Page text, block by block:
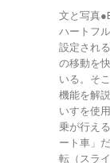
文と写真
ハートフ
設定され
の移動を
いる。そ
機能を解
いすを使
乗が行え
ート車」
転（スラ